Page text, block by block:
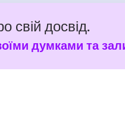
свій досвід.
думками та